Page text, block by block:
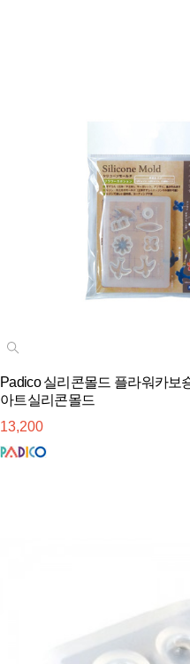
Padico 실리콘몰드 플라워카보
아트실리콘몰드
13,200